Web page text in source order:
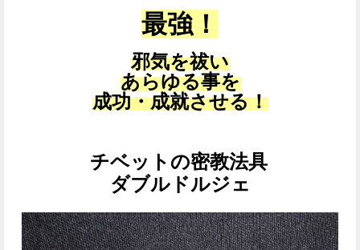
最強！
邪気を祓い
あらゆる事を
成功・成就させる！
チベットの密教法具
ダブルドルジェ